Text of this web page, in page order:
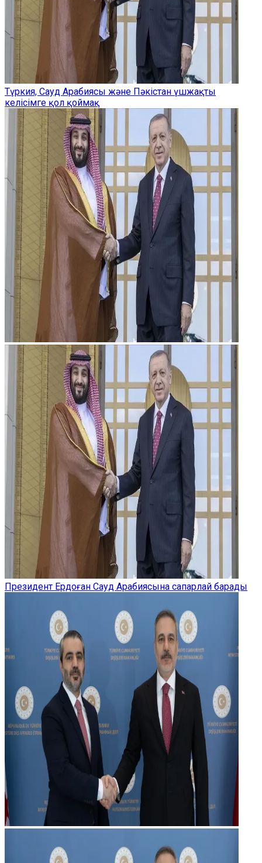
Түркия, Сауд Арабиясы және Пәкістан үшжақты
келісімге қол қоймақ
Президент Ердоған Сауд Арабиясына сапарлай барады